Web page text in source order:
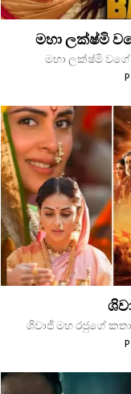
මහා ලක්ෂ්මි
මහා ලක්ෂ්මි
ශිවාජි මහ රජුගේ